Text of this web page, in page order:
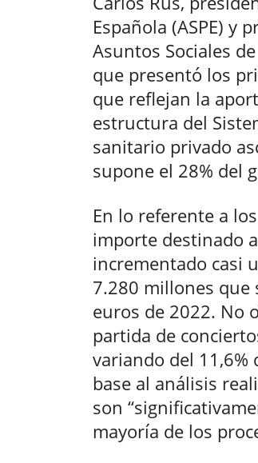
Española (ASPE) y
Asuntos Sociales
que presentó los
que reflejan la
estructura del
sanitario privado
supone el 28% del
En lo referente a
importe destinado
incrementado casi
7.280 millones que
euros de 2022. No
partida de
variando del 11,6%
base al análisis
son
mayoría de los